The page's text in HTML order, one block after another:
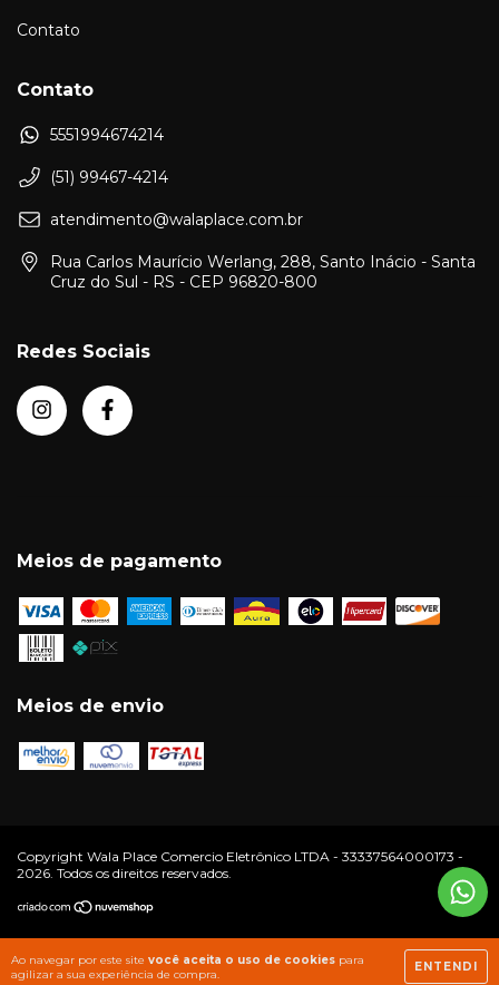
Ao navegar por este site você aceita o uso de cookies para
agilizar a sua experiência de compra.
ENTENDI
Contato
Contato
5551994674214
(51) 99467-4214
atendimento@walaplace.com.br
Rua Carlos Maurício Werlang, 288, Santo Inácio - Santa
Cruz do Sul - RS - CEP 96820-800
Redes Sociais
Meios de pagamento
Meios de envio
Copyright Wala Place Comercio Eletrônico LTDA - 33337564000173 -
2026. Todos os direitos reservados.